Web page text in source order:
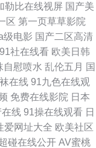
勒比在线视屏 国产美
区 第一页草草影院
级电影 国产二区高清
91社在线看 欧美日韩
自慰喷水 乱伦五月 国
在线 91九色在线观
免费在线影院 日本
线 91操在线观看 日
爱网址大全 欧美社区
碰在线公开 AV蜜桃